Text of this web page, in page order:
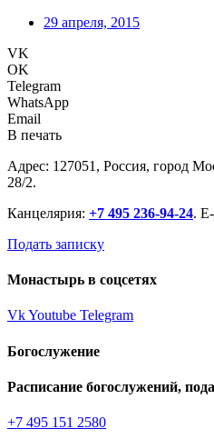
29 апреля, 2015
VK
OK
Telegram
WhatsApp
Email
В печать
Адрес: 127051, Россия, город
28/2.
Канцелярия: +7 495 236-94-24.
Подать записку
Монастырь в соцсетях
VkYoutube Telegram
Богослужение
Расписание богослужений,
+7 495 151 2580